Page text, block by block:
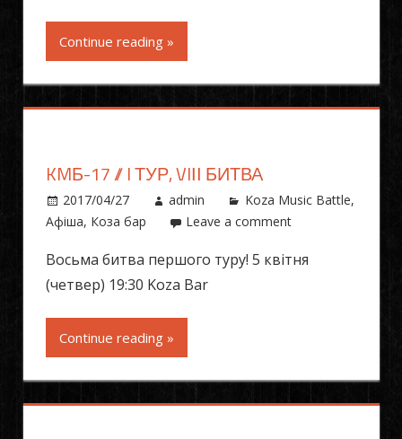
Continue reading »
KMБ-17 // I ТУР, VIІІ БИТВА
2017/04/27 admin Koza Music Battle,
Афіша, Коза бар Leave a comment
Восьма битва першого туру! 5 квітня
(четвер) 19:30 Koza Bar
Continue reading »